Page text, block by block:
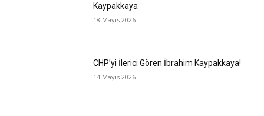
Kaypakkaya
18 Mayıs 2026
CHP’yi İlerici Gören İbrahim Kaypakkaya!
14 Mayıs 2026